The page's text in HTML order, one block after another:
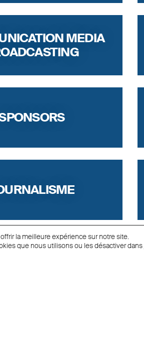
MEDIA
la meilleure expérience sur notre site.
que nous utilisons ou les désactiver dans